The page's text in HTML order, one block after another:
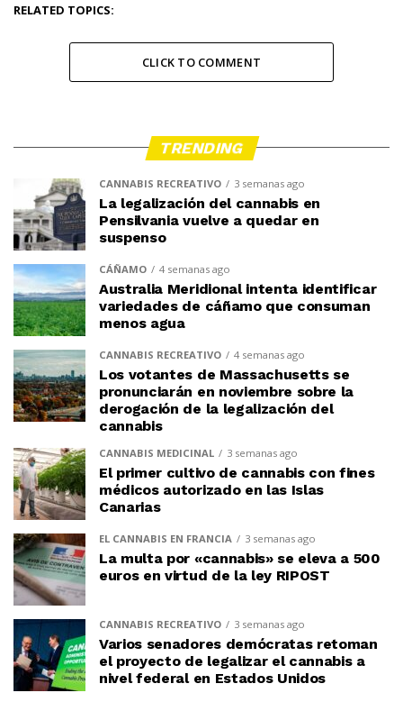
RELATED TOPICS:
CLICK TO COMMENT
TRENDING
CANNABIS RECREATIVO 3 semanas ago
La legalización del cannabis en
Pensilvania vuelve a quedar en
suspenso
CÁÑAMO 4 semanas ago
Australia Meridional intenta identificar
variedades de cáñamo que consuman
menos agua
CANNABIS RECREATIVO 4 semanas ago
Los votantes de Massachusetts se
pronunciarán en noviembre sobre la
derogación de la legalización del
cannabis
CANNABIS MEDICINAL 3 semanas ago
El primer cultivo de cannabis con fines
médicos autorizado en las Islas
Canarias
EL CANNABIS EN FRANCIA 3 semanas ago
La multa por «cannabis» se eleva a 500
euros en virtud de la ley RIPOST
CANNABIS RECREATIVO 3 semanas ago
Varios senadores demócratas retoman
el proyecto de legalizar el cannabis a
nivel federal en Estados Unidos